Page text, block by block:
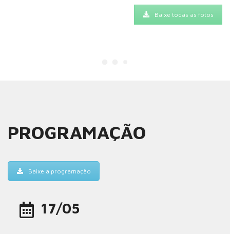
Baixe todas as fotos
PROGRAMAÇÃO
Baixe a programação
17/05